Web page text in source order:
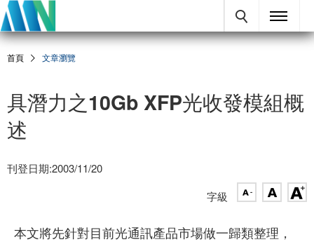
首頁 文章瀏覽
具潛力之10Gb XFP光收發模組概
述
刊登日期:2003/11/20
字級
本文將先針對目前光通訊產品市場做一歸類整理，